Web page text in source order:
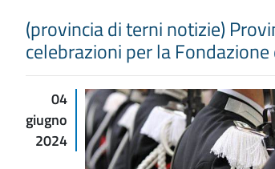
(provincia di terni notizie)
celebrazioni per la Fondazione
04
giugno
2024